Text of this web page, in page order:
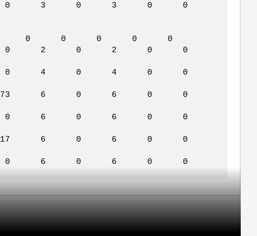
0 0 3 0 3 0 0
0 0 0 0 0
0 0 2 0 2 0 0
0 0 4 0 4 0 0
873 6 0 6 0 0
0 0 6 0 6 0 0
0 17 6 0 6 0 0
0 0 0 6 0 6 0 0